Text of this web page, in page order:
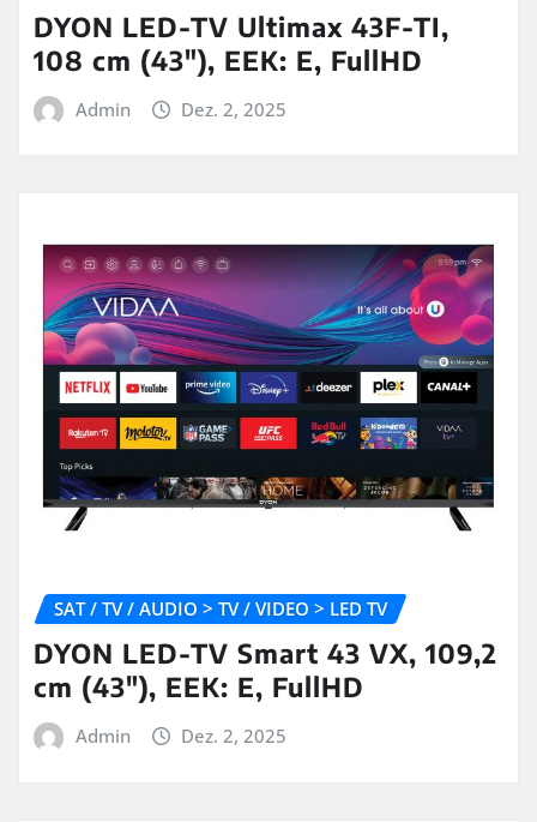
DYON LED-TV Ultimax 43F-TI,
108 cm (43″), EEK: E, FullHD
Admin Dez. 2, 2025
SAT / TV / AUDIO > TV / VIDEO > LED TV
DYON LED-TV Smart 43 VX, 109,2
cm (43″), EEK: E, FullHD
Admin Dez. 2, 2025